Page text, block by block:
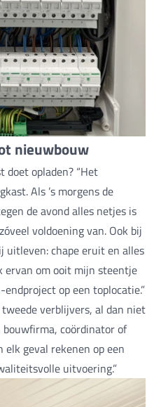
nieuwbouw
opladen? “Het
Als ’s morgens de
de avond alles netjes is
voldoening van. Ook bij
uitleven: chape eruit en alles
ervan om ooit mijn steentje
op een toplocatie.”
verblijvers, al dan niet
coördinator of
elk geval rekenen op een
uitvoering.”